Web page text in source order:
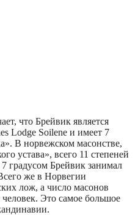
что Брейвик является
Lodge Soilene и имеет 7
В норвежском масонстве,
устава», всего 11 степеней
градусом Брейвик занимал
же в Норвегии
лож, а число масонов
Это самое большое